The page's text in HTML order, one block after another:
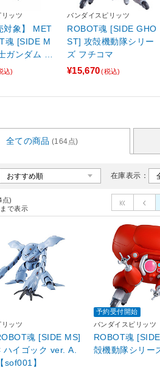
ッツ
対象】 MET
魂 [SIDE M
ガンダム 逆
νガンダム
込)
バンダイスピリッツ
ROBOT魂 [SIDE GHO
ST] 攻殻機動隊シリー
ズ フチコマ
¥15,670 (税込)
全ての商品 (164点)
在庫表示：
点)
で表示
リッツ
魂 [SIDE MS]
イゴック ver. A.
sof001】
予約受付開始
バンダイスピリッツ
ROBOT魂
殻機動隊シリー